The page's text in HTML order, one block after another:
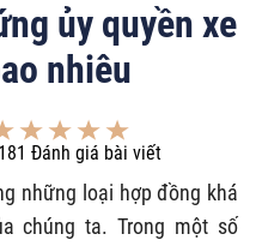
ủy quyền xe
nhiêu
Đánh giá bài viết
những loại hợp đồng khá
chúng ta. Trong một số